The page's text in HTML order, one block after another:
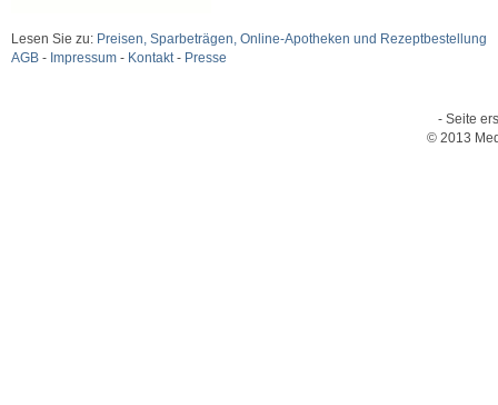
Lesen Sie zu: Preisen, Sparbeträgen, Online-Apotheken und Rezeptbestellung
AGB - Impressum - Kontakt- Presse
- Seite
© 2013